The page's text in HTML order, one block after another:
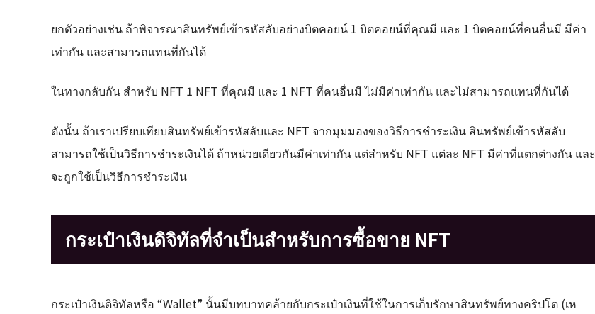
ยกตัวอย่างเช่น ถ้าพิจารณาสินทรัพย์เข้ารหัสลับอย่างบิตคอยน์ 1 บิตคอยน์ที่คุณมี และ 1 บิตคอยน์ที่คนอื่นมี มีค่า
เท่ากัน และสามารถแทนที่กันได้
ในทางกลับกัน สำหรับ NFT 1 NFT ที่คุณมี และ 1 NFT ที่คนอื่นมี ไม่มีค่าเท่ากัน และไม่สามารถแทนที่กันได้
ดังนั้น ถ้าเราเปรียบเทียบสินทรัพย์เข้ารหัสลับและ NFT จากมุมมองของวิธีการชำระเงิน สินทรัพย์เข้ารหัสลับ
สามารถใช้เป็นวิธีการชำระเงินได้ ถ้าหน่วยเดียวกันมีค่าเท่ากัน แต่สำหรับ NFT แต่ละ NFT มีค่าที่แตกต่างกัน และ
จะถูกใช้เป็นวิธีการชำระเงิน
กระเป๋าเงินดิจิทัลที่จำเป็นสำหรับการซื้อขาย NFT
กระเป๋าเงินดิจิทัลหรือ “Wallet” นั้นมีบทบาทคล้ายกับกระเป๋าเงินที่ใช้ในการเก็บรักษาสินทรัพย์ทางคริปโต (เห